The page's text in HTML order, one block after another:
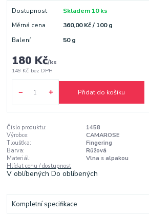
Dostupnost
Skladem 10 ks
Měrná cena
360,00 Kč / 100 g
Balení
50 g
180 Kč/ks
149 Kč bez DPH
Přidat do košíku
Číslo produktu:
1458
Výrobce:
CAMAROSE
Tloušťka:
Fingering
Barva:
Růžová
Materiál:
Vlna s alpakou
Hlídat cenu / dostupnost
V oblíbenýchDo oblíbených
Kompletní specifikace